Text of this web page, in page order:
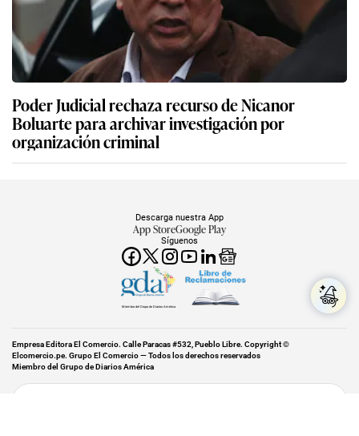
Poder Judicial rechaza recurso de Nicanor
Boluarte para archivar investigación por
organización criminal
Síguenos
Descarga nuestra App
App StoreGoogle Play
Miembro del Grupo de Diarios América
Empresa Editora El Comercio. Calle Paracas #532, Pueblo Libre. Copyright ©
Elcomercio.pe. Grupo El Comercio — Todos los derechos reservados
Miembro del Grupo de Diarios América